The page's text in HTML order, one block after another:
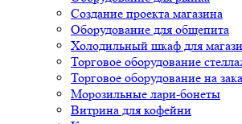
Создание проекта магазина
Оборудование для общепита
Холодильный шкаф для
Торговое оборудование
Торговое оборудование на
Морозильные лари-бонеты
Витрина для кофейни